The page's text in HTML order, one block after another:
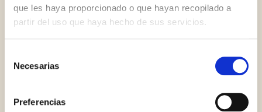
que les haya proporcionado o que hayan recopilado a
partir del uso que haya hecho de sus servicios.
Necesarias
Preferencias
Gluten Free